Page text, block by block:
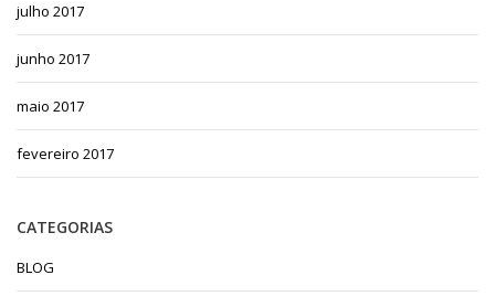
julho 2017
junho 2017
maio 2017
fevereiro 2017
CATEGORIAS
BLOG